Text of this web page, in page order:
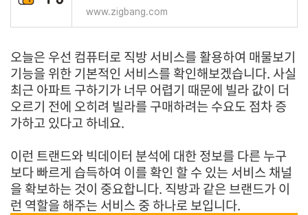
www.zigbang.com
오늘은 우선 컴퓨터로 직방 서비스를 활용하여 매물보기
기능을 위한 기본적인 서비스를 확인해보겠습니다. 사실
최근 아파트 구하기가 너무 어렵기 때문에 빌라 값이 더
오르기 전에 오히려 빌라를 구매하려는 수요도 점차 증
가하고 있다고 하네요.
이런 트랜드와 빅데이터 분석에 대한 정보를 다른 누구
보다 빠르게 습득하여 이를 확인 할 수 있는 서비스 채널
을 확보하는 것이 중요합니다. 직방과 같은 브랜드가 이
런 역할을 해주는 서비스 중 하나로 보입니다.